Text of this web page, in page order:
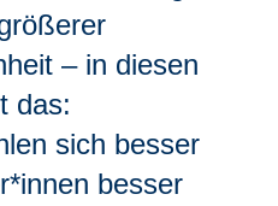
– in diesen
das:
sich besser
besser